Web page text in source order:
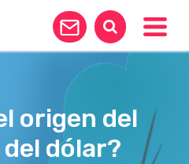
origen del
dólar?